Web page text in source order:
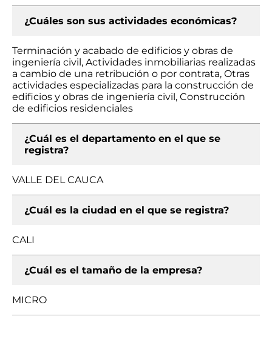
¿Cuáles son sus actividades económicas?
Terminación y acabado de edificios y obras de
ingeniería civil, Actividades inmobiliarias realizadas
a cambio de una retribución o por contrata, Otras
actividades especializadas para la construcción de
edificios y obras de ingeniería civil, Construcción
de edificios residenciales
¿Cuál es el departamento en el que se
registra?
VALLE DEL CAUCA
¿Cuál es la ciudad en el que se registra?
CALI
¿Cuál es el tamaño de la empresa?
MICRO